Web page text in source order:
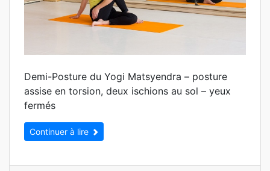
Demi-Posture du Yogi Matsyendra – posture
assise en torsion, deux ischions au sol – yeux
fermés
Continuer à lire